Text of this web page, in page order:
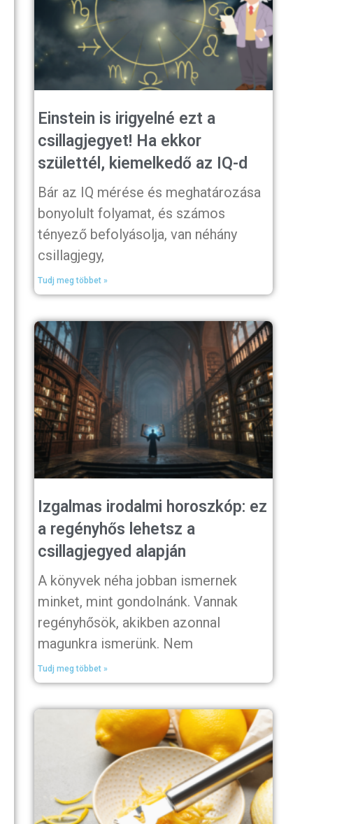
Einstein is irigyelné ezt a
csillagjegyet! Ha ekkor
születtél, kiemelkedő az IQ-d
Bár az IQ mérése és meghatározása
bonyolult folyamat, és számos
tényező befolyásolja, van néhány
csillagjegy,
Tudj meg többet »
Izgalmas irodalmi horoszkóp: ez
a regényhős lehetsz a
csillagjegyed alapján
A könyvek néha jobban ismernek
minket, mint gondolnánk. Vannak
regényhősök, akikben azonnal
magunkra ismerünk. Nem
Tudj meg többet »